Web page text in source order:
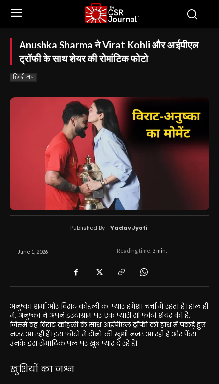
Anushka Sharma ने Virat Kohli और आईपीएल
ट्रॉफी के साथ शेयर की रोमांटिक फोटो
हिन्दी मंच
June 1, 2026 Reading time: 3 min.
Published By - Yadav Jyoti
अनुष्का शर्मा और विराट कोहली का प्यार हमेशा चर्चा में रहता है। हाल ही
में, अनुष्का ने अपने इंस्टाग्राम पर एक प्यारी सी फोटो शेयर की है,
जिसमें वह विराट कोहली के साथ आईपीएल ट्रॉफी को हाथ में पकड़े हुए
नजर आ रही हैं। इस फोटो में दोनों की खुशी नजर आ रही है और फैंस
उनके इस रोमांटिक पल पर खूब प्यार दे रहे हैं।
खुशियों का जश्न